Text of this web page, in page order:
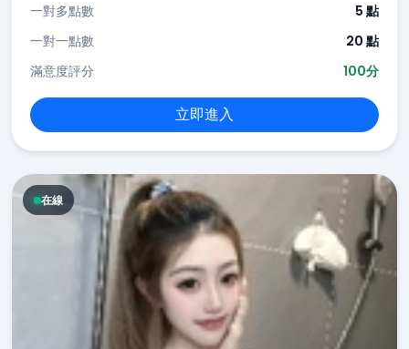
一對多點數
5 點
一對一點數
20 點
滿意度評分
100分
立即進入
在線